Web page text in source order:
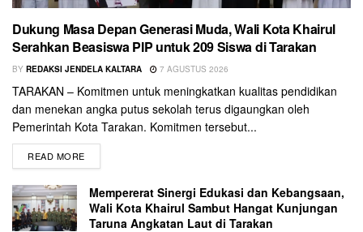
Dukung Masa Depan Generasi Muda, Wali Kota Khairul
Serahkan Beasiswa PIP untuk 209 Siswa di Tarakan
BY REDAKSI JENDELA KALTARA 7 AGUSTUS 2026
TARAKAN – Komitmen untuk meningkatkan kualitas pendidikan
dan menekan angka putus sekolah terus digaungkan oleh
Pemerintah Kota Tarakan. Komitmen tersebut...
READ MORE
Mempererat Sinergi Edukasi dan Kebangsaan,
Wali Kota Khairul Sambut Hangat Kunjungan
Taruna Angkatan Laut di Tarakan